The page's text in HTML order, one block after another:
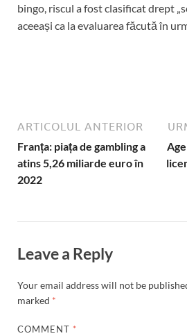
bingo, riscul a fost clasificat drept
aceeași ca la evaluarea făcută în
ARTICOLUL ANTERIOR
Franța: piața de gambling a
atins 5,26 miliarde euro în
2022
Leave a Reply
Your email address will not be
marked *
COMMENT *